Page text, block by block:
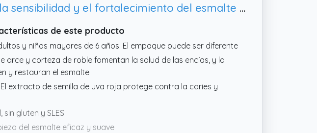
Pasta de dientes 98% natural Biomed Sensitive | Para la sensibilidad y el fortalecimiento del esmalte | Extracto de semilla de uva, sin SLES 3x100 g (Pack de 3)
de este producto
y niños mayores de 6 años. El empaque puede ser diferente
y corteza de roble fomentan la salud de las encías, y la
y restauran el esmalte
extracto de semilla de uva roja protege contra la caries y
gluten y SLES
del esmalte eficaz y suave